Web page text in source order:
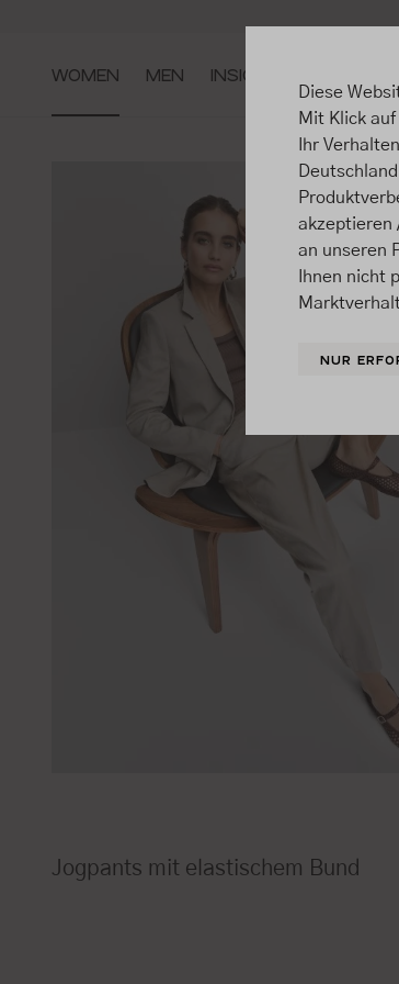
Zur Hauptnavigation springen
WOMEN MEN INSIGHTS
Jogpants mit elastischem Bund
Diese
Mit Klick
Ihr
akzeptieren
an unseren
Ihnen nicht
NUR